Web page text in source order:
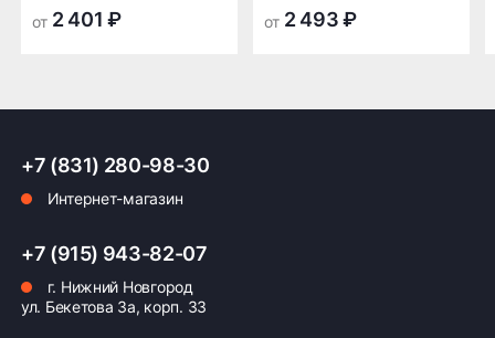
транспортной
компании в Нижнем
транспортной
компании в Нижнем
Оплата заказа
Возможна картой, наличными при получении,
также доступно оформление кредита и
от 2 401 ₽ от 2 493 ₽
+7 (831) 280-98-30
Интернет-магазин
+7 (915) 943-82-07
г. Нижний Новгород
ул. Бекетова 3а, корп. 33